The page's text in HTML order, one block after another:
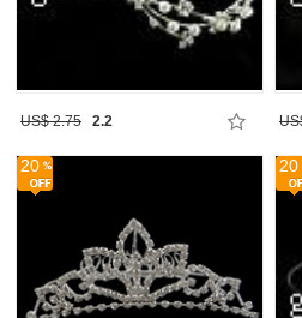
US$ 2.75 2.2
20 20